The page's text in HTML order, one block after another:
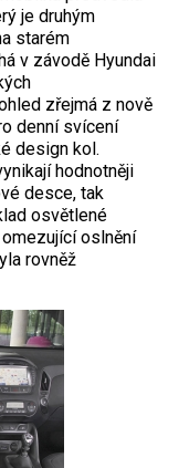
je druhým
starém
v závodě Hyundai
zřejmá z nově
denní svícení
design kol.
hodnotněji
desce, tak
osvětlené
oslnění
rovněž